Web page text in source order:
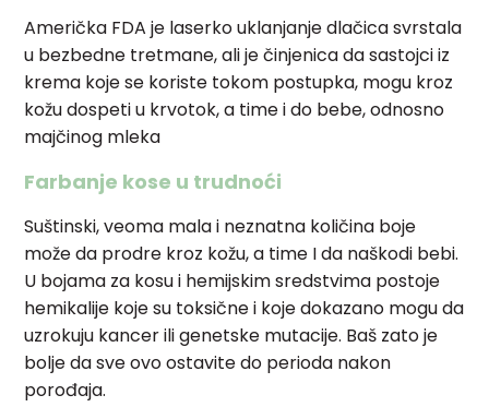
Američka FDA je laserko uklanjanje dlačica svrstala
u bezbedne tretmane, ali je činjenica da sastojci iz
krema koje se koriste tokom postupka, mogu kroz
kožu dospeti u krvotok, a time i do bebe, odnosno
majčinog mleka
Farbanje kose u trudnoći
Suštinski, veoma mala i neznatna količina boje
može da prodre kroz kožu, a time I da naškodi bebi.
U bojama za kosu i hemijskim sredstvima postoje
hemikalije koje su toksične i koje dokazano mogu da
uzrokuju kancer ili genetske mutacije. Baš zato je
bolje da sve ovo ostavite do perioda nakon
porođaja.